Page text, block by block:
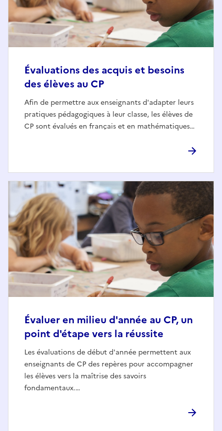
Évaluations des acquis et besoins
des élèves au CP
Afin de permettre aux enseignants d'adapter leurs
pratiques pédagogiques à leur classe, les élèves de
CP sont évalués en français et en mathématiques…
Évaluer en milieu d'année au CP, un
point d'étape vers la réussite
Les évaluations de début d'année permettent aux
enseignants de CP des repères pour accompagner
les élèves vers la maîtrise des savoirs
fondamentaux.…